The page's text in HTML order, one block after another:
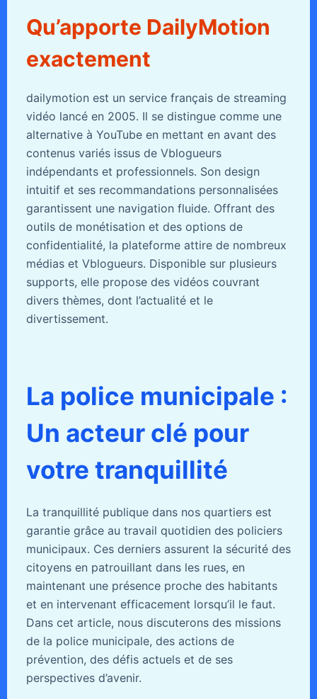
Qu’apporte DailyMotion
exactement
dailymotion est un service français de streaming
vidéo lancé en 2005. Il se distingue comme une
alternative à YouTube en mettant en avant des
contenus variés issus de Vblogueurs
indépendants et professionnels. Son design
intuitif et ses recommandations personnalisées
garantissent une navigation fluide. Offrant des
outils de monétisation et des options de
confidentialité, la plateforme attire de nombreux
médias et Vblogueurs. Disponible sur plusieurs
supports, elle propose des vidéos couvrant
divers thèmes, dont l’actualité et le
divertissement.
La police municipale :
Un acteur clé pour
votre tranquillité
La tranquillité publique dans nos quartiers est
garantie grâce au travail quotidien des policiers
municipaux. Ces derniers assurent la sécurité des
citoyens en patrouillant dans les rues, en
maintenant une présence proche des habitants
et en intervenant efficacement lorsqu’il le faut.
Dans cet article, nous discuterons des missions
de la police municipale, des actions de
prévention, des défis actuels et de ses
perspectives d’avenir.